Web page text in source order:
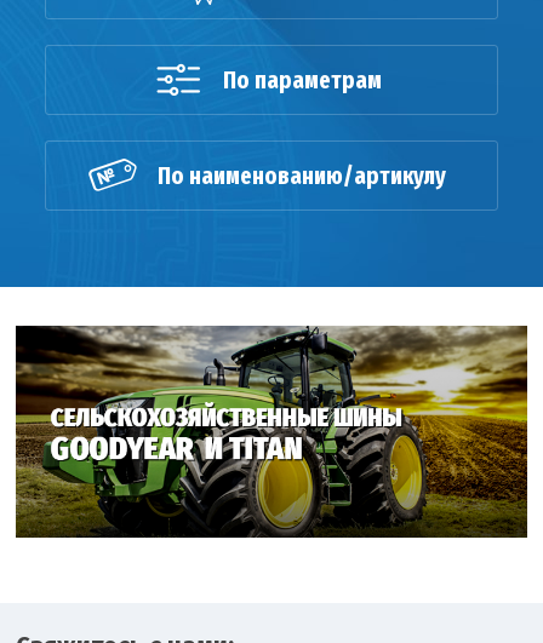
По параметрам
По наименованию/артикулу